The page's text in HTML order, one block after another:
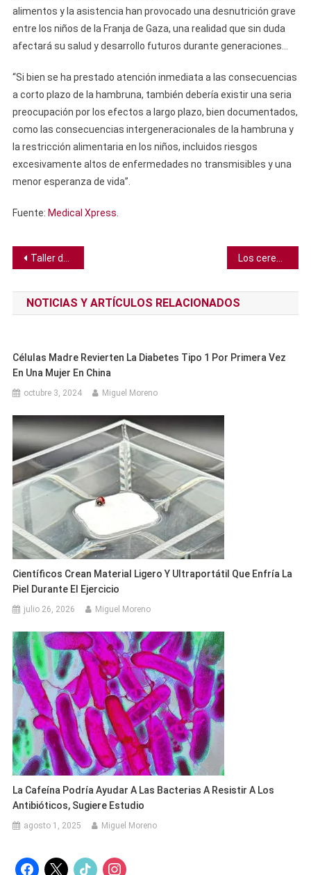
alimentos y la asistencia han provocado una desnutrición grave
entre los niños de la Franja de Gaza, una realidad que sin duda
afectará su salud y desarrollo futuros durante generaciones…
“Si bien se ha prestado atención inmediata a las consecuencias
a corto plazo de la hambruna, también debería existir una seria
preocupación por los efectos a largo plazo, bien documentados,
como las consecuencias intergeneracionales de la hambruna y
la restricción alimentaria en los niños, incluidos riesgos
excesivamente altos de enfermedades no transmisibles y una
menor esperanza de vida”.
Fuente: Medical Xpress
Navegación
de
entradas
Taller de hace 3.000 años podría haber revelado los orígenes de la Edad de Hierro
NOTICIAS Y ARTÍCULOS RELACIONADOS
Células Madre Revierten La Diabetes Tipo 1 Por Primera Vez
En Una Mujer En China
octubre 3, 2024 Miguel Moreno
Científicos Crean Material Ligero Y Ultraportátil Que Enfría La
Piel Durante El Ejercicio
julio 26, 2026 Miguel Moreno
La Cafeína Podría Ayudar A Las Bacterias A Resistir A Los
Antibióticos, Sugiere Estudio
agosto 1, 2025 Miguel Moreno
facebook
x tiktok instagram